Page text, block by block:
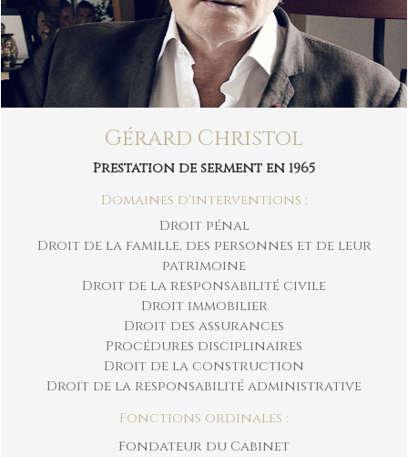
Gérard Christol
Prestation de serment en 1965
Domaines d'interventions :
Droit pénal
Droit de la famille, des personnes et de leur
patrimoine
Droit de la responsabilité civile
Droit immobilier
Droit des assurances
Procédures disciplinaires
Droit de la construction
Droit de la responsabilité administrative
Fonctions ordinales :
Fondateur du Cabinet